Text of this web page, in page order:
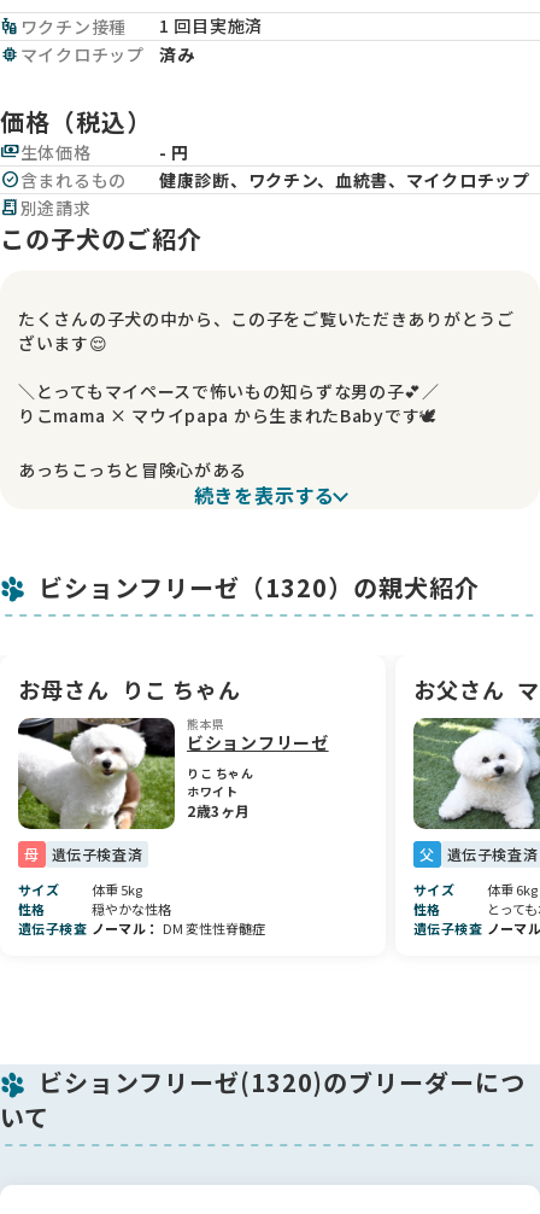
vaccines ワクチン接種
1 回目実施済
memory マイクロチップ 済み
価格（税込）
payments生体価格
- 円
check_circle含まれるもの
健康診断、ワクチン、血統書、マイクロチップ
receipt_long 別途請求
この子犬のご紹介
たくさんの子犬の中から、この子をご覧いただきありがとうご
ざいます😌
＼とってもマイペースで怖いもの知らずな男の子💕／
りこmama × マウイpapa から生まれたBabyです🕊️
あっちこっちと冒険心がある
男の子らしい性格をしています☺️
ーーーーーーーーーーーー
当犬舎では、少数で一頭一頭にしっかりと目を向けながら、
日々たくさんの愛情をかけて育てています。
親犬・子犬ともに無理のない環境で過ごし、 人との触れ合い
を大切にしながら、穏やかで育てやすい性格になるよう心がけ
ています。
お迎え後も、その子に合った飼い方やお困りごとなど、しっか
りサポートさせていただきます。
ーーーーーーーーーーーー
✅ 健康診断実施
お迎えいただく前に、健康面の確認をしっかり行っておりま
す。 上記費用はすべて子犬代金に含まれておりますので、追加
続きを表示する
ビションフリーゼ（1320）の親犬紹介
お母さん りこ ちゃん
熊本県
ビションフリーゼ
りこ ちゃん
ホワイト
2歳3ヶ月
母 遺伝子検査済
サイズ
体重 5kg
性格
穏やかな性格
遺伝子検査 ノーマル DM 変性性脊髄症
お父さん
父 遺伝子検査済
サイズ
体重 6kg
性格
とって
遺伝子検査 ノーマ
ビションフリーゼ(1320)のブリーダーにつ
いて